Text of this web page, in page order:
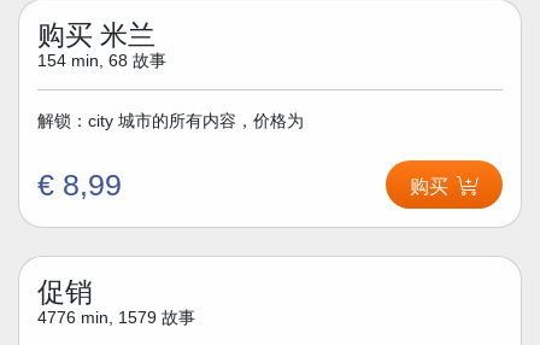
购买 米兰
154 min, 68 故事
解锁：city 城市的所有内容，价格为
€ 8,99 购买
促销
4776 min, 1579 故事